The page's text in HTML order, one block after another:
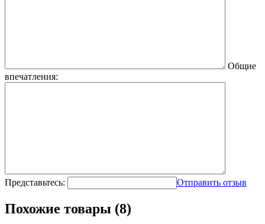
Общие
впечатления:
Представьтесь: Отправить отзыв
Похожие товары (8)